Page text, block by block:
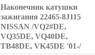
Наконечник катушки
зажигания 22465-8J115
NISSAN /VQ2#DE,
VQ35DE, VQ40DE,
TB48DE, VK45DE '01-/